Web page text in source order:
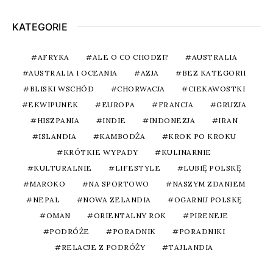
KATEGORIE
AFRYKA ALE O CO CHODZI?
AUSTRALIA
AUSTRALIA I OCEANIA
AZJA
BEZ KATEGORII
BLISKI WSCHÓD
CHORWACJA
CIEKAWOSTKI
EKWIPUNEK
EUROPA FRANCJA
GRUZJA
HISZPANIA
INDIE INDONEZJA
IRAN
ISLANDIA
KAMBODŻA
KROK PO KROKU
KRÓTKIE WYPADY
KULINARNIE
KULTURALNIE
LIFESTYLE
LUBIĘ POLSKĘ
MAROKO
NA SPORTOWO
NASZYM ZDANIEM
NEPAL
NOWA ZELANDIA
OGARNIJ POLSKĘ
OMAN
ORIENTALNY ROK
PIRENEJE
PODRÓŻE
PORADNIK
PORADNIKI
RELACJE Z PODRÓŻY
TAJLANDIA